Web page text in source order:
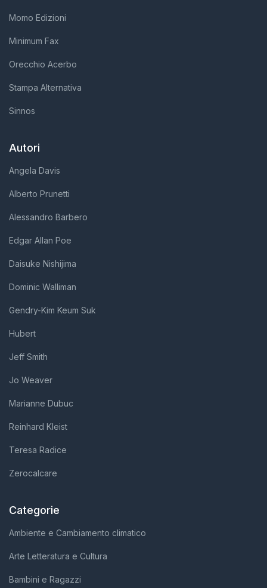
Momo Edizioni
Minimum Fax
Orecchio Acerbo
Stampa Alternativa
Sinnos
Autori
Angela Davis
Alberto Prunetti
Alessandro Barbero
Edgar Allan Poe
Daisuke Nishijima
Dominic Walliman
Gendry-Kim Keum Suk
Hubert
Jeff Smith
Jo Weaver
Marianne Dubuc
Reinhard Kleist
Teresa Radice
Zerocalcare
Categorie
Ambiente e Cambiamento climatico
Arte Letteratura e Cultura
Bambini e Ragazzi